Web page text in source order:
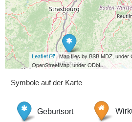
Leaflet
| Map tiles by BSB MDZ, under
OpenStreetMap, under ODbL.
Symbole auf der Karte
Geburtsort